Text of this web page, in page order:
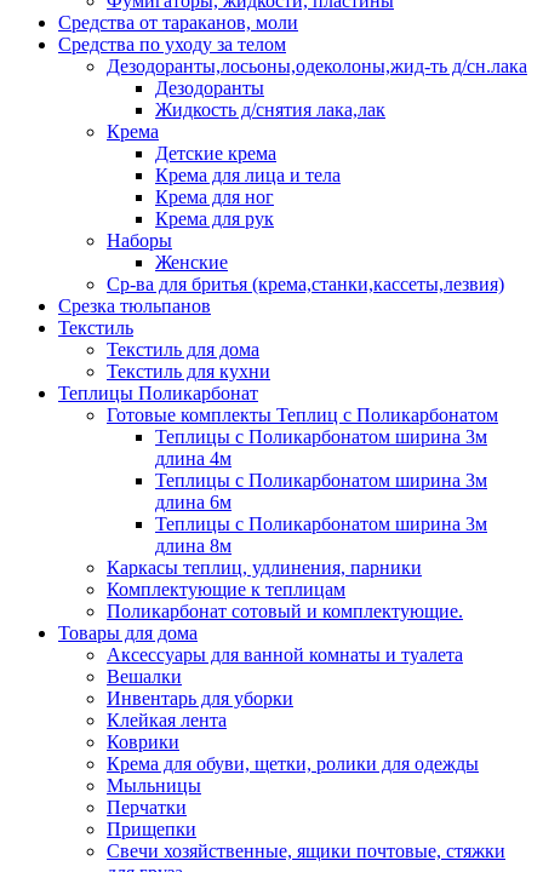
Средства от тараканов, моли
Средства по уходу за телом
Дезодоранты,лосьоны,одеколоны,жид-ть д/сн.лака
Дезодоранты
Жидкость д/снятия лака,лак
Крема
Детские крема
Крема для лица и тела
Крема для ног
Крема для рук
Наборы
Женские
Ср-ва для бритья (крема,станки,кассеты,лезвия)
Срезка тюльпанов
Текстиль
Текстиль для дома
Текстиль для кухни
Теплицы Поликарбонат
Готовые комплекты Теплиц с Поликарбонатом
Теплицы с Поликарбонатом ширина 3м
длина 4м
Теплицы с Поликарбонатом ширина 3м
длина 6м
Теплицы с Поликарбонатом ширина 3м
длина 8м
Каркасы теплиц, удлинения, парники
Комплектующие к теплицам
Поликарбонат сотовый и комплектующие.
Товары для дома
Аксессуары для ванной комнаты и туалета
Вешалки
Инвентарь для уборки
Клейкая лента
Коврики
Крема для обуви, щетки, ролики для одежды
Мыльницы
Перчатки
Прищепки
Свечи хозяйственные, ящики почтовые, стяжки